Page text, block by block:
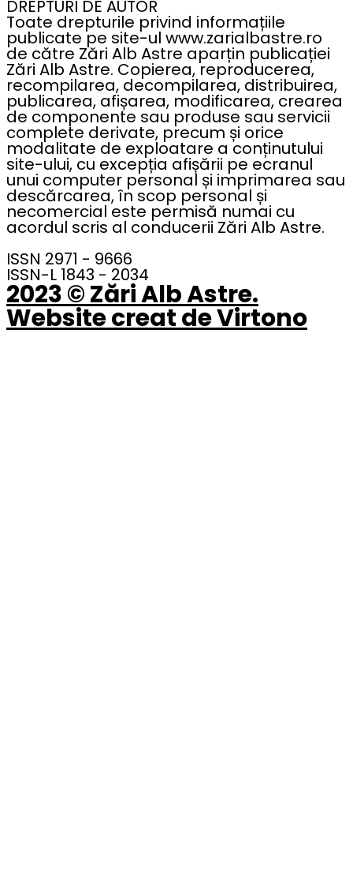
DREPTURI DE AUTOR
Toate drepturile privind informațiile
publicate pe site-ul www.zarialbastre.ro
de către Zări Alb Astre aparțin publicației
Zări Alb Astre. Copierea, reproducerea,
recompilarea, decompilarea, distribuirea,
publicarea, afișarea, modificarea, crearea
de componente sau produse sau servicii
complete derivate, precum și orice
modalitate de exploatare a conținutului
site-ului, cu excepția afișării pe ecranul
unui computer personal și imprimarea sau
descărcarea, în scop personal și
necomercial este permisă numai cu
acordul scris al conducerii Zări Alb Astre.
ISSN 2971 - 9666
ISSN-L 1843 - 2034
2023 © Zări Alb Astre.
Website creat de Virtono